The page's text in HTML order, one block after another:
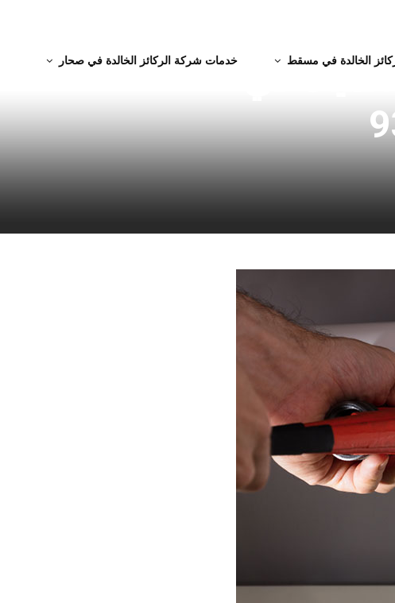
الخالدة في مسقط خدمات شركة الركائز الخالدة في صحار
في